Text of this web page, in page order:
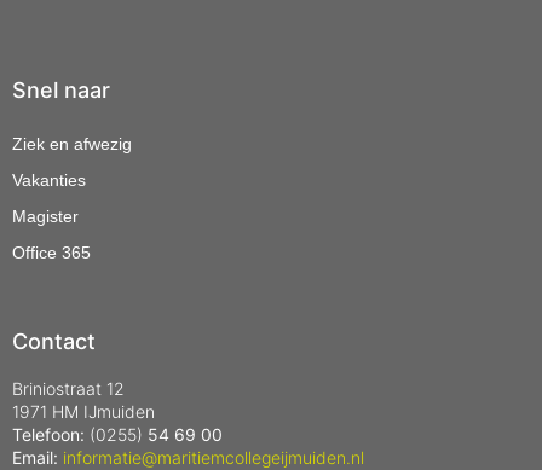
Snel naar
Ziek en afwezig
Vakanties
Magister
Office 365
Contact
Briniostraat 12
1971 HM IJmuiden
Telefoon: (0255) 54 69 00
Email: informatie@maritiemcollegeijmuiden.nl